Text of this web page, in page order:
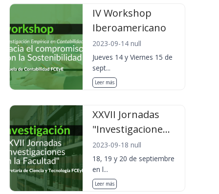
IV Workshop
Iberoamericano
2023-09-14 null
Jueves 14 y Viernes 15 de
sept...
Leer más
XXVII Jornadas
"Investigacione...
2023-09-18 null
18, 19 y 20 de septiembre
en l...
Leer más